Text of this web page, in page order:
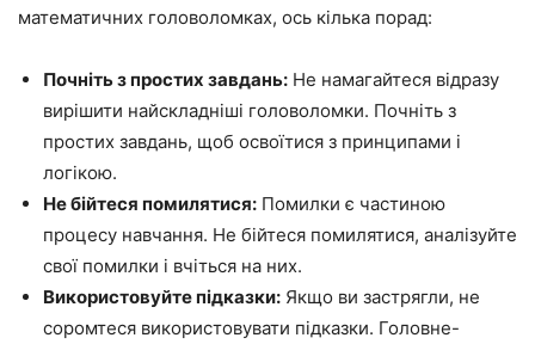
математичних головоломках, ось кілька порад:
Почніть з простих завдань: Не намагайтеся відразу
вирішити найскладніші головоломки. Почніть з
простих завдань, щоб освоїтися з принципами і
логікою.
Не бійтеся помилятися: Помилки є частиною
процесу навчання. Не бійтеся помилятися, аналізуйте
свої помилки і вчіться на них.
Використовуйте підказки: Якщо ви застрягли, не
соромтеся використовувати підказки. Головне-